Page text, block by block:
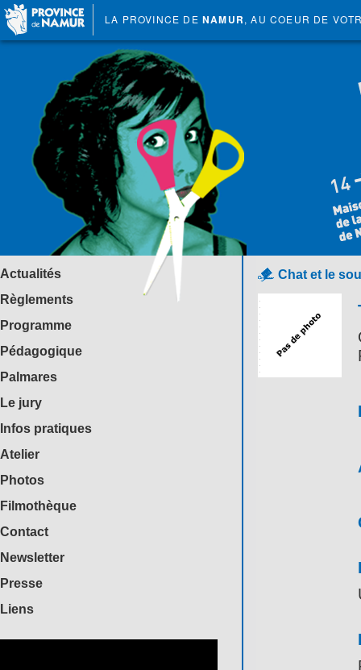
LA PROVINCE DE NAMUR, AU COEUR DE
Actualités
Règlements
Programme
Pédagogique
Palmares
Le jury
Infos pratiques
Atelier
Photos
Filmothèque
Contact
Newsletter
Presse
Liens
Chat et le